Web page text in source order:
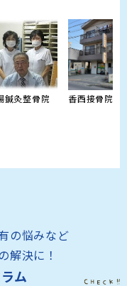
鍼灸整骨院 香西接骨院
の悩みなど
解決に！
ム